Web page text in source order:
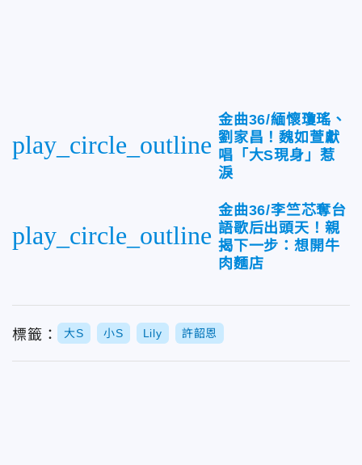
play_circle_outline
金曲36/緬懷瓊瑤、
劉家昌！魏如萱獻
唱「大S現身」惹
淚
play_circle_outline
金曲36/李竺芯奪台
語歌后出頭天！親
揭下一步：想開牛
肉麵店
標籤： 大S 小S Lily 許韶恩